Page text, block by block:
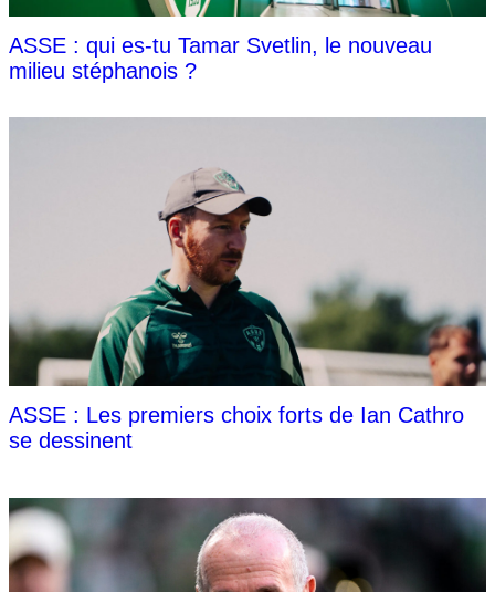
ASSE : qui es-tu Tamar Svetlin, le nouveau
milieu stéphanois ?
ASSE : Les premiers choix forts de Ian Cathro
se dessinent